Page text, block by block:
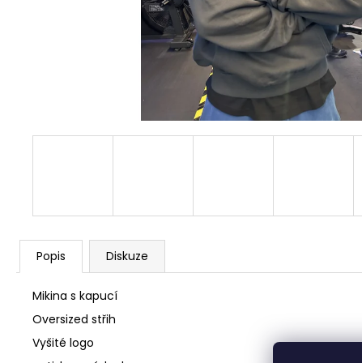
Popis Diskuze
Mikina s kapucí
Oversized střih
Vyšité logo